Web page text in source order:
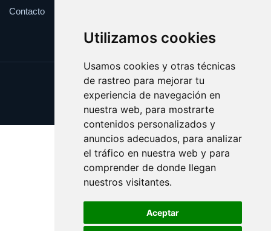
Utilizamos cookies
Usamos cookies y otras técnicas
de rastreo para mejorar tu
experiencia de navegación en
nuestra web, para mostrarte
contenidos personalizados y
anuncios adecuados, para analizar
el tráfico en nuestra web y para
comprender de donde llegan
nuestros visitantes.
Aceptar
Contacto
Update cookies preferences
Copyright © 2025 catalanes.org